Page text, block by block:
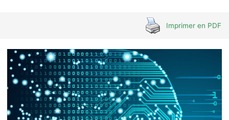
Imprimer en PDF
Prochains
travaux
du
Club